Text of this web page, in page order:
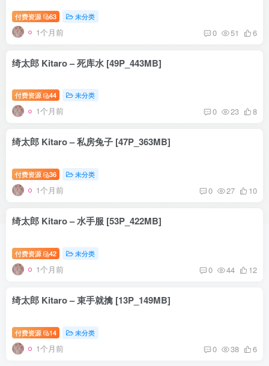
付费资源 63 未分类
1个月前 0 51 6
绮太郎 Kitaro – 死库水 [49P_443MB]
付费资源 44 未分类
1个月前 0 23 8
绮太郎 Kitaro – 私房兔子 [47P_363MB]
付费资源 36 未分类
1个月前 0 27 10
绮太郎 Kitaro – 水手服 [53P_422MB]
付费资源 42 未分类
1个月前 0 44 12
绮太郎 Kitaro – 束手就擒 [13P_149MB]
付费资源 14 未分类
1个月前 0 38 6